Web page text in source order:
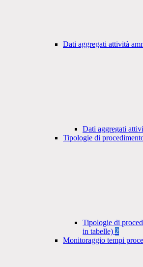
Dati aggregati attività
Dati aggregati
Tipologie di
Tipologie di
in tabelle) 2
Monitoraggio tempi